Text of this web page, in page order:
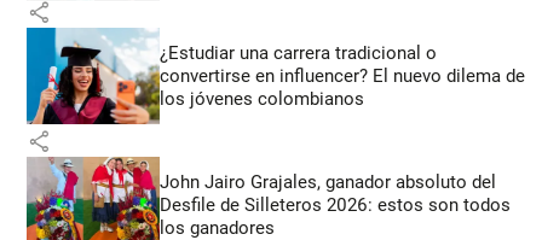
share
¿Estudiar una carrera tradicional o
convertirse en influencer? El nuevo dilema de
los jóvenes colombianos
share
John Jairo Grajales, ganador absoluto del
Desfile de Silleteros 2026: estos son todos
los ganadores